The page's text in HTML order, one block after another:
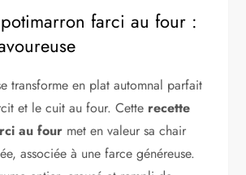
farci au four :
transforme en plat automnal parfait
et le cuit au four. Cette recette
au four met en valeur sa chair
associée à une farce généreuse.